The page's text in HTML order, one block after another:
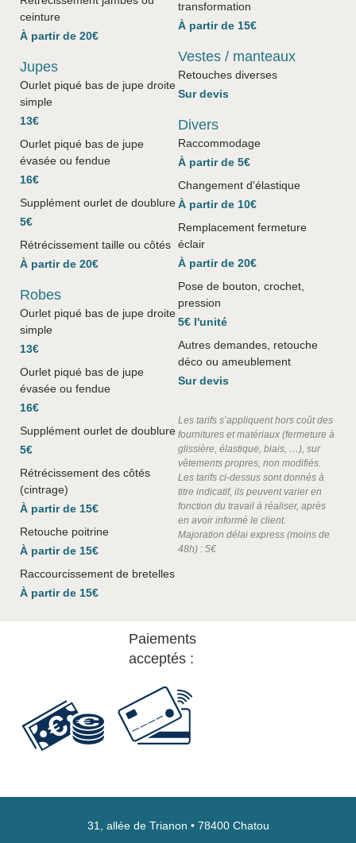
ceinture
À partir de 20€
Jupes
Ourlet piqué bas de jupe droite
simple
13€
Ourlet piqué bas de jupe
évasée ou fendue
16€
Supplément ourlet de doublure
5€
Rétrécissement taille ou côtés
À partir de 20€
Robes
Ourlet piqué bas de jupe droite
simple
13€
Ourlet piqué bas de jupe
évasée ou fendue
16€
Supplément ourlet de doublure
5€
Rétrécissement des côtés
(cintrage)
À partir de 15€
Retouche poitrine
À partir de 15€
Raccourcissement de bretelles
À partir de 15€
transformation
À partir de 15€
Vestes / manteaux
Retouches diverses
Sur devis
Divers
Raccommodage
À partir de 5€
Changement d'élastique
À partir de 10€
Remplacement fermeture
éclair
À partir de 20€
Pose de bouton, crochet,
pression
5€ l'unité
Autres demandes, retouche
déco ou ameublement
Sur devis
Les tarifs s’appliquent hors coût des
fournitures et matériaux (fermeture à
glissière, élastique, biais, …), sur
vêtements propres, non modifiés.
Les tarifs ci-dessus sont donnés à
titre indicatif, ils peuvent varier en
fonction du travail à réaliser, après
en avoir informé le client.
Majoration délai express (moins de
48h) : 5€
Paiements
acceptés :
31, allée de Trianon • 78400 Chatou